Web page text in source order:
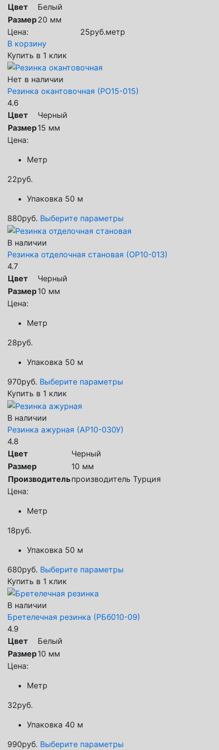
Цвет
Белый
Размер20 мм
Цена:
25руб.метр
В корзину
Купить в 1 клик
Нет в наличии
Резинка окантовочная (РО15-015)
4.6
Цвет
Черный
Размер15 мм
Цена:
Метр
22руб.
Упаковка 50 м
880руб. Выберите параметры
В наличии
Резинка отделочная становая (ОР10-013)
4.7
Цвет
Черный
Размер10 мм
Цена:
Метр
28руб.
Упаковка 50 м
970руб. Выберите параметры
Купить в 1 клик
В наличии
Резинка ажурная (АР10-030У)
4.8
Цвет
Черный
Размер
10 мм
Производительпроизводитель Турция
Цена:
Метр
18руб.
Упаковка 50 м
680руб. Выберите параметры
Купить в 1 клик
В наличии
Бретелечная резинка (РБб010-09)
4.9
Цвет
Белый
Размер10 мм
Цена:
Метр
32руб.
Упаковка 40 м
990руб. Выберите параметры